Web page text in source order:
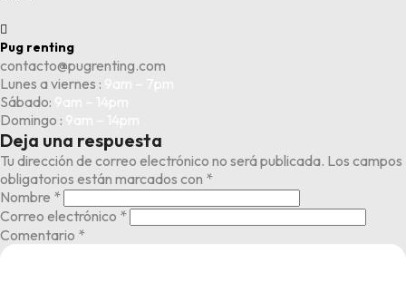

Pug renting
contacto@pugrenting.com
Lunes a viernes :
Sábado:
Domingo :
Deja una respuesta
Tu dirección de correo electrónico no será publicada. Los campos
obligatorios están marcados con *
Nombre *
Correo electrónico *
Comentario *